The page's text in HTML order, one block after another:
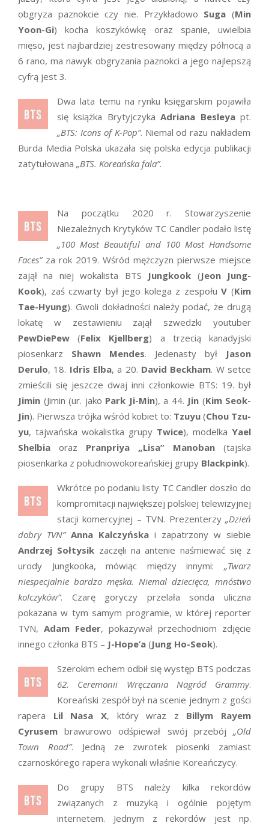
obgryza paznokcie czy nie. Przykładowo Suga (Min
Yoon-Gi) kocha koszykówkę oraz spanie, uwielbia
mięso, jest najbardziej zestresowany między północą a
6 rano, ma nawyk obgryzania paznokci a jego najlepszą
cyfrą jest 3.
Dwa lata temu na rynku księgarskim pojawiła
się książka BrytyjczykaAdriana Besleyapt.
„BTS: Icons of K-Pop”. Niemal od razu nakładem
Burda Media Polska ukazała się polska edycja publikacji
zatytułowana „BTS. Koreańska fala”.
Na początku 2020 r. Stowarzyszenie
Niezależnych Krytyków TC Candler podało listę
„100 Most Beautiful and 100 Most Handsome
Faces”za rok 2019. Wśród mężczyzn pierwsze miejsce
zajął na niej wokalista BTS Jungkook (Jeon Jung-
Kook), zaś czwarty był jego kolega z zespołuV (Kim
Tae-Hyung). Gwoli dokładności należy podać, że drugą
lokatę w zestawieniu zajął szwedzki youtuber
PewDiePew (Felix Kjellberg) a trzecią kanadyjski
piosenkarz Shawn Mendes. Jedenasty był Jason
Derulo, 18. Idris Elba, a 20. David Beckham. W setce
zmieścili się jeszcze dwaj inni członkowie BTS: 19. był
Jimin (Jimin (ur. jako Park Ji-Min), a 44. Jin (Kim Seok-
Jin). Pierwsza trójka wśród kobiet to: Tzuyu (Chou Tzu-
yu, tajwańska wokalistka grupy Twice), modelka Yael
Shelbia oraz Pranpriya „Lisa” Manoban (tajska
piosenkarka z południowokoreańskiej grupy Blackpink).
Wkrótce po podaniu listy TC Candler doszło do
kompromitacji największej polskiej telewizyjnej
stacji komercyjnej – TVN. Prezenterzy „Dzień
dobry TVN” Anna Kalczyńska i zapatrzony w siebie
Andrzej Sołtysikzaczęli na antenie naśmiewać się z
urody Jungkooka, mówiąc między innymi: „Twarz
niespecjalnie bardzo męska. Niemal dziecięca, mnóstwo
kolczyków”. Czarę goryczy przelała sonda uliczna
pokazana w tym samym programie, w której reporter
TVN, Adam Feder, pokazywał przechodniom zdjęcie
innego członka BTS – J-Hope’a (Jung Ho-Seok).
Szerokim echem odbił się występ BTS podczas
62. Ceremonii Wręczania Nagród Grammy.
Koreański zespół był na scenie jednym z gości
rapera Lil Nasa X, który wraz z Billym Rayem
Cyrusem brawurowo odśpiewał swój przebój „Old
Town Road”. Jedną ze zwrotek piosenki zamiast
czarnoskórego rapera wykonali właśnie Koreańczycy.
Do grupy BTS należy kilka rekordów
związanych z muzyką i ogólnie pojętym
internetem. Jednym z rekordów jest np.